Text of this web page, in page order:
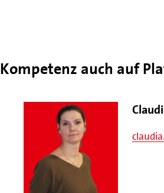
Kompetenz auch auf